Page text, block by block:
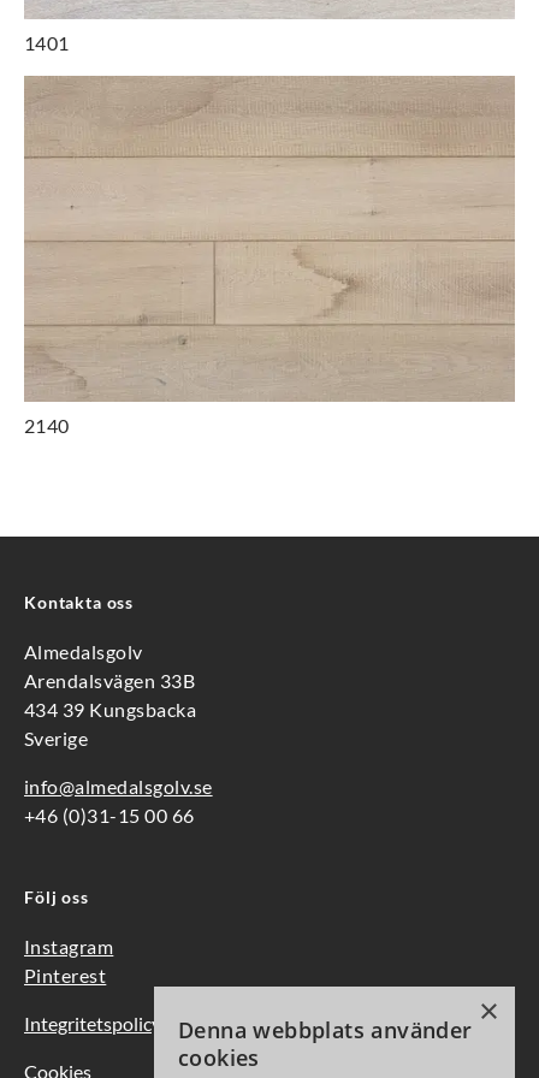
1401
2140
Kontakta oss
Almedalsgolv
Arendalsvägen 33B
434 39 Kungsbacka
Sverige
info@almedalsgolv.se
+46 (0)31-15 00 66
Följ oss
Instagram
Pinterest
Integritetspolicy
Cookies
×
Denna webbplats använder
cookies